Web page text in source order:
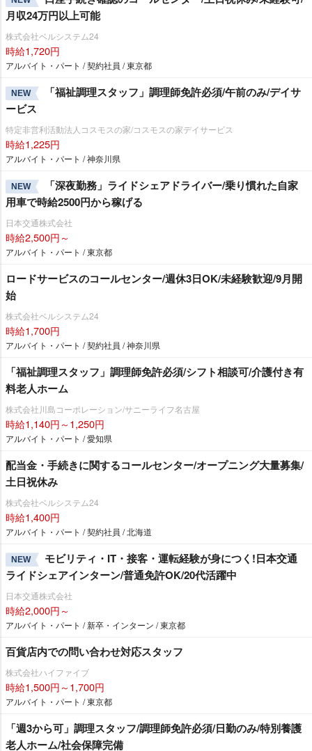
月収24万円以上可能
株式会社ベルシステム24
時給1,720円
アルバイト・パート / 契約社員 / 東京都
NEW
「福祉調理スタッフ」調理師免許必須/午前のみ/デイサ
ービス
特定非営利活動法人コスモスの家/コスモスの家デイサービス
時給1,225円
アルバイト・パート / 神奈川県
NEW
「深夜勤務」ライドシェアドライバー/乗り慣れた自家
用車で時給2500円から稼げる
日本交通株式会社
時給2,500円～
アルバイト・パート / 東京都
ロードサービスのコールセンター/週休3日OK/未経験歓迎/9月開
始
株式会社ベルシステム24
時給1,700円
アルバイト・パート / 契約社員 / 神奈川県
「福祉調理スタッフ」調理師免許必須/シフト相談可/介護付き有
料老人ホーム
株式会社川島コーポレーション/サニーライフ名古屋
時給1,140円～1,250円
アルバイト・パート / 愛知県
配当金・手続きに関するコールセンター/オープニング大量募集/
土日祝休み
株式会社ベルシステム24
時給1,400円
アルバイト・パート / 契約社員 / 北海道
NEW
モビリティ・IT・接客・運転経験が身につく!日本交通
ライドシェアインターン/普通免許OK/20代活躍中
日本交通株式会社
時給2,000円～
アルバイト・パート / 新卒・インターン / 東京都
百貨店内での問い合わせ対応スタッフ
株式会社ハイファイブ
時給1,500円～1,700円
アルバイト・パート / 東京都
「週3から可」調理スタッフ/調理師免許必須/日勤のみ/特別養護
老人ホーム/社会保障完備